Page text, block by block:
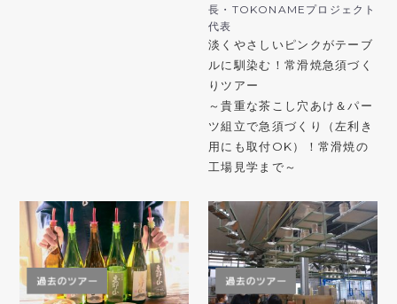
長・TOKONAMEプロジェクト
代表
淡くやさしいピンクがテーブ
ルに馴染む！常滑焼急須づく
りツアー
～貴重な茶こし穴あけ＆パー
ツ組立で急須づくり（左利き
用にも取付OK）！常滑焼の
工場見学まで～